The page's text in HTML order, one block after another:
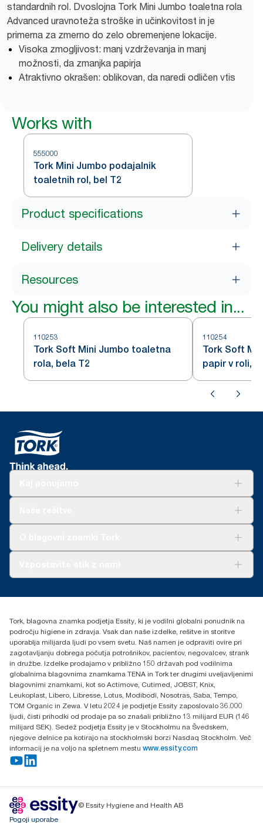
standardnih rol. Dvoslojna Tork Mini Jumbo toaletna rola
Advanced uravnoteža stroške in učinkovitost in je
primerna za zmerno do zelo obremenjene lokacije.
Visoka zmogljivost: manj vzdrževanja in manj
možnosti, da zmanjka papirja
Atraktivno okrašen: oblikovan, da naredi odličen vtis
Works with
555000
Tork Mini Jumbo podajalnik
toaletnih rol, bel T2
Product specifications
Delivery details
Resources
You might also be interested in...
110253
Tork Soft Mini Jumbo toaletna
rola, bela T2
110254
Tork Soft
papir v roli,
Essity Hungary Kft. Professional Hygiene
Budakeszi út 51.
Tork, blagovna znamka podjetja Essity, ki je vodilni globalni ponudnik na
področju higiene in zdravja. Vsak dan naše izdelke, rešitve in storitve
uporablja milijarda ljudi po vsem svetu. Naš namen je odpraviti ovire pri
zagotavljanju dobrega počutja potrošnikov, pacientov, negovalcev, strank
in družbe. Izdelke prodajamo v približno 150 državah pod vodilnima
globalnima blagovnima znamkama TENA in Tork ter drugimi uveljavljenimi
blagovnimi znamkami, kot so Actimove, Cutimed, JOBST, Knix,
Leukoplast, Libero, Libresse, Lotus, Modibodi, Nosotras, Saba, Tempo,
TOM Organic in Zewa. V letu 2024 je podjetje Essity zaposlovalo 36.000
ljudi, čisti prihodki od prodaje pa so znašali približno 13 milijard EUR (146
milijard SEK). Sedež podjetja Essity je v Stockholmu na Švedskem,
njegove delnice pa kotirajo na stockholmski borzi Nasdaq Stockholm. Več
informacij je na voljo na spletnem mestu www.essity.com
© Essity Hygiene and Health AB
Pogoji uporabe